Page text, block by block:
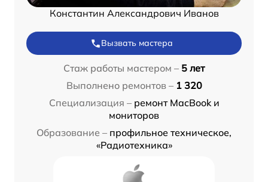
Константин Александрович Иванов
Вызвать мастера
Стаж работы мастером – 5 лет
Выполнено ремонтов – 1 320
Специализация – ремонт MacBook и
мониторов
Образование – профильное техническое,
«Радиотехника»